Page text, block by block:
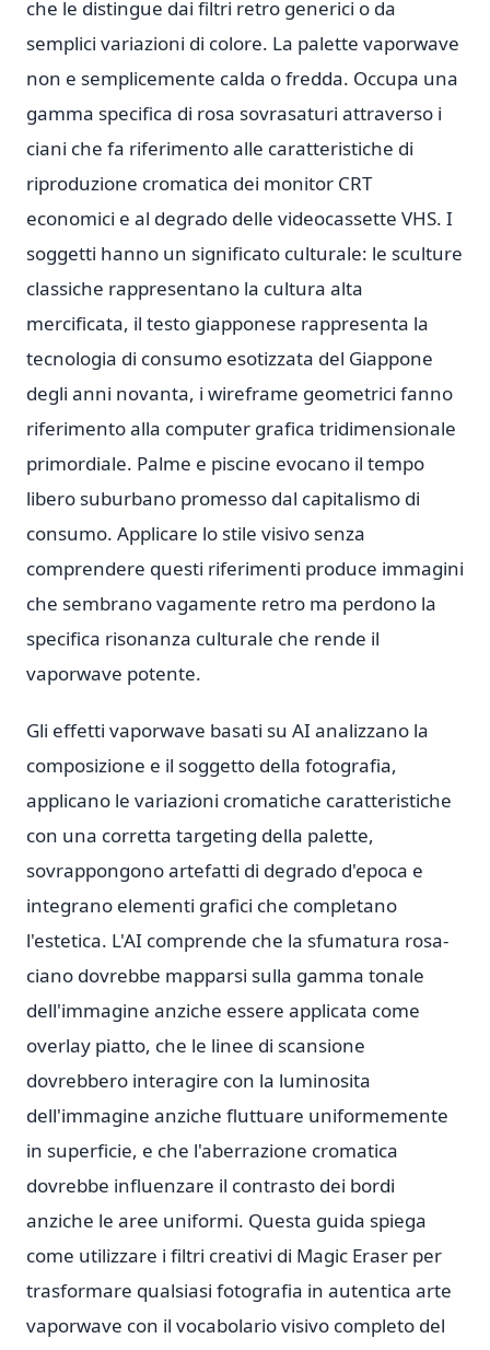
che le distingue dai filtri retro generici o da
semplici variazioni di colore. La palette vaporwave
non e semplicemente calda o fredda. Occupa una
gamma specifica di rosa sovrasaturi attraverso i
ciani che fa riferimento alle caratteristiche di
riproduzione cromatica dei monitor CRT
economici e al degrado delle videocassette VHS. I
soggetti hanno un significato culturale: le sculture
classiche rappresentano la cultura alta
mercificata, il testo giapponese rappresenta la
tecnologia di consumo esotizzata del Giappone
degli anni novanta, i wireframe geometrici fanno
riferimento alla computer grafica tridimensionale
primordiale. Palme e piscine evocano il tempo
libero suburbano promesso dal capitalismo di
consumo. Applicare lo stile visivo senza
comprendere questi riferimenti produce immagini
che sembrano vagamente retro ma perdono la
specifica risonanza culturale che rende il
vaporwave potente.
Gli effetti vaporwave basati su AI analizzano la
composizione e il soggetto della fotografia,
applicano le variazioni cromatiche caratteristiche
con una corretta targeting della palette,
sovrappongono artefatti di degrado d'epoca e
integrano elementi grafici che completano
l'estetica. L'AI comprende che la sfumatura rosa-
ciano dovrebbe mapparsi sulla gamma tonale
dell'immagine anziche essere applicata come
overlay piatto, che le linee di scansione
dovrebbero interagire con la luminosita
dell'immagine anziche fluttuare uniformemente
in superficie, e che l'aberrazione cromatica
dovrebbe influenzare il contrasto dei bordi
anziche le aree uniformi. Questa guida spiega
come utilizzare i filtri creativi di Magic Eraser per
trasformare qualsiasi fotografia in autentica arte
vaporwave con il vocabolario visivo completo del